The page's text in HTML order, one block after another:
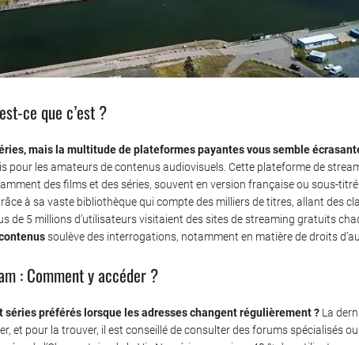
ce que c’est ?
mais la multitude de plateformes payantes vous semble
pour les amateurs de contenus audiovisuels. Cette plateforme de
des films et des séries, souvent en version française ou sous-
à sa vaste bibliothèque qui compte des milliers de titres, allant des
de 5 millions d’utilisateurs visitaient des sites de streaming gratuits
soulève des interrogations, notamment en matière de droits
: Comment y accéder ?
préférés lorsque les adresses changent régulièrement ? La
et pour la trouver, il est conseillé de consulter des forums spécialisés